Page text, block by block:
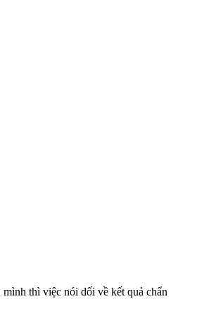
thì việc nói dối về kết quả chẩn